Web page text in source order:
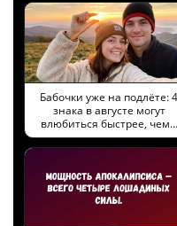
Бабочки уже на подлёте: 4
знака в августе могут
влюбиться быстрее, чем…